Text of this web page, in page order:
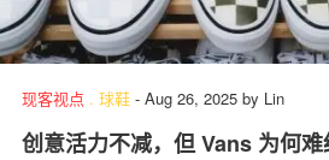
科 技
现客视点 . 球鞋 - Aug 26, 2025 by Lin
创意活力不减，但 Vans 为何难